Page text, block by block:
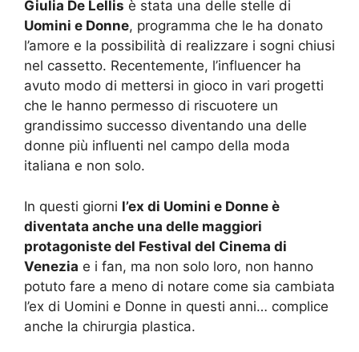
Giulia De Lellis è stata una delle stelle di
Uomini e Donne, programma che le ha donato
l’amore e la possibilità di realizzare i sogni chiusi
nel cassetto. Recentemente, l’influencer ha
avuto modo di mettersi in gioco in vari progetti
che le hanno permesso di riscuotere un
grandissimo successo diventando una delle
donne più influenti nel campo della moda
italiana e non solo.
In questi giorni l’ex di Uomini e Donne è
diventata anche una delle maggiori
protagoniste del Festival del Cinema di
Venezia e i fan, ma non solo loro, non hanno
potuto fare a meno di notare come sia cambiata
l’ex di Uomini e Donne in questi anni… complice
anche la chirurgia plastica.